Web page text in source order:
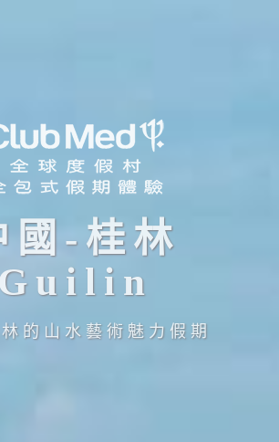
國-桂林
Guilin
的山水藝術魅力假期